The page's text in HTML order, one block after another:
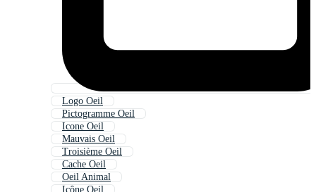
Logo Oeil
Pictogramme Oeil
Icone Oeil
Mauvais Oeil
Troisième Oeil
Cache Oeil
Oeil Animal
Icône Oeil